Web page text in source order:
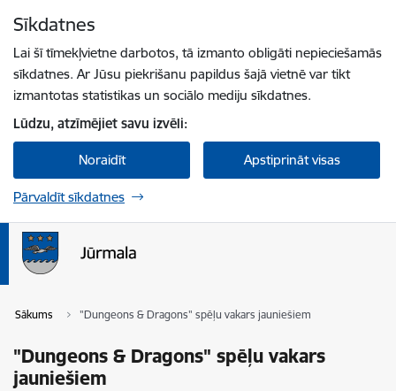
Sīkdatnes
Lai šī tīmekļvietne darbotos, tā izmanto obligāti nepieciešamās
sīkdatnes. Ar Jūsu piekrišanu papildus šajā vietnē var tikt
izmantotas statistikas un sociālo mediju sīkdatnes.
Lūdzu, atzīmējiet savu izvēli:
Noraidīt Apstiprināt visas
Pārvaldīt sīkdatnes
Sākums "Dungeons & Dragons" spēļu vakars jauniešiem
"Dungeons & Dragons" spēļu vakars
jauniešiem